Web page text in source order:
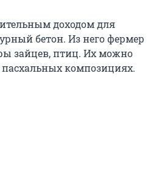
доходом для
бетон. Из него фермер
зайцев, птиц. Их можно
пасхальных композициях.